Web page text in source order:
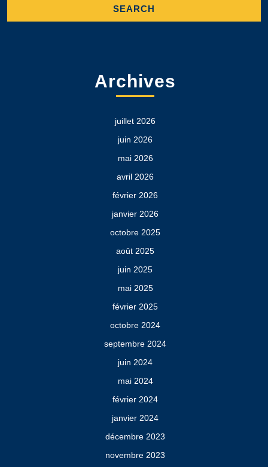
Archives
juillet 2026
juin 2026
mai 2026
avril 2026
février 2026
janvier 2026
octobre 2025
août 2025
juin 2025
mai 2025
février 2025
octobre 2024
septembre 2024
juin 2024
mai 2024
février 2024
janvier 2024
décembre 2023
novembre 2023